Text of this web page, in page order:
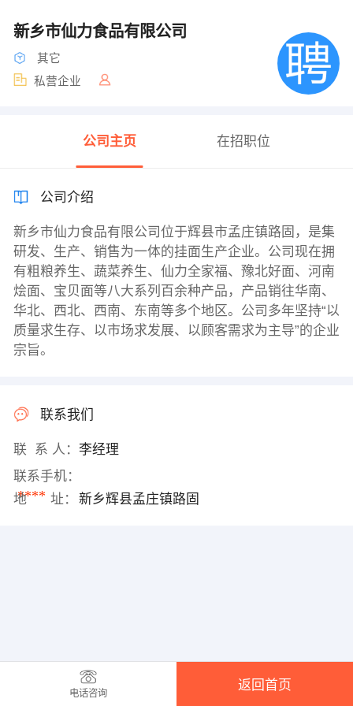
新乡市仙力食品有限公司
其它
私营企业
公司主页 在招职位
公司介绍
新乡市仙力食品有限公司位于辉县市孟庄镇路固，是集
研发、生产、销售为一体的挂面生产企业。公司现在拥
有粗粮养生、蔬菜养生、仙力全家福、豫北好面、河南
烩面、宝贝面等八大系列百余种产品，产品销往华南、
华北、西北、西南、东南等多个地区。公司多年坚持“以
质量求生存、以市场求发展、以顾客需求为主导”的企业
宗旨。
联系我们
联 系 人： 李经理
联系手机：
****
地 址： 新乡辉县孟庄镇路固
电话咨询
返回首页